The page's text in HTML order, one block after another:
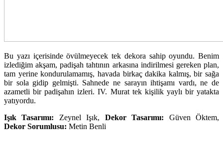
Bu yazı içerisinde övülmeyecek tek dekora sahip oyundu. Benim
izlediğim akşam, padişah tahtının arkasına indirilmesi gereken plan,
tam yerine kondurulamamış, havada birkaç dakika kalmış, bir sağa
bir sola gidip gelmişti. Sahnede ne sarayın ihtişamı vardı, ne de
azametli bir padişahın izleri. IV. Murat tek kişilik yaylı bir yatakta
yatıyordu.
Işık Tasarımı: Zeynel Işık, Dekor Tasarımı: Güven Öktem,
Dekor Sorumlusu: Metin Benli